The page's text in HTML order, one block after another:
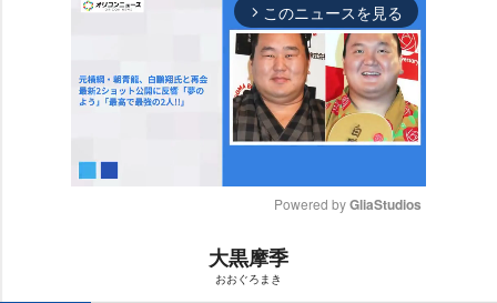
arrow_forward_ios このニュースを見る
Powered by GliaStudios
大黒摩季
おおぐろまき